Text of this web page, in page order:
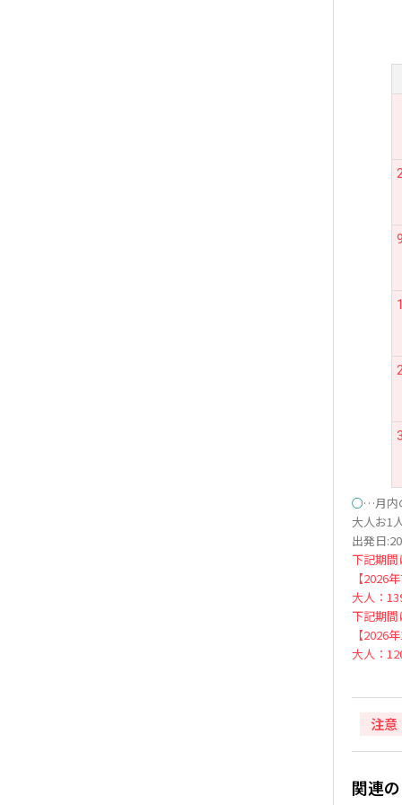
○…月内
大人お1
出発日
下記期
【2026
大人：
下記期
【2026
大人：
注意
関連